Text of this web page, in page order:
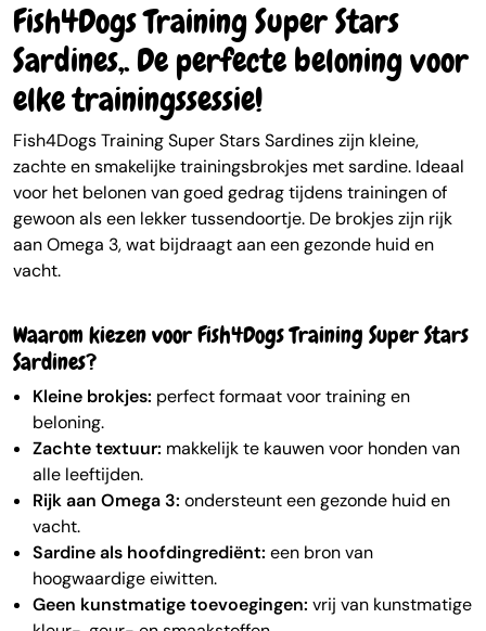
Fish4Dogs Training Super Stars
Sardines,. De perfecte beloning voor
elke trainingssessie!
Fish4Dogs Training Super Stars Sardines zijn kleine,
zachte en smakelijke trainingsbrokjes met sardine. Ideaal
voor het belonen van goed gedrag tijdens trainingen of
gewoon als een lekker tussendoortje. De brokjes zijn rijk
aan Omega 3, wat bijdraagt aan een gezonde huid en
vacht.
Waarom kiezen voor Fish4Dogs Training Super Stars
Sardines?
Kleine brokjes: perfect formaat voor training en
beloning.
Zachte textuur: makkelijk te kauwen voor honden van
alle leeftijden.
Rijk aan Omega 3: ondersteunt een gezonde huid en
vacht.
Sardine als hoofdingrediënt: een bron van
hoogwaardige eiwitten.
Geen kunstmatige toevoegingen: vrij van kunstmatige